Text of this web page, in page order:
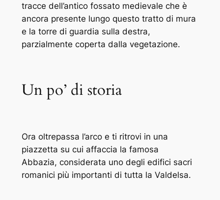
tracce dell’antico fossato medievale che è
ancora presente lungo questo tratto di mura
e la torre di guardia sulla destra,
parzialmente coperta dalla vegetazione.
Un po’ di storia
Ora oltrepassa l’arco e ti ritrovi in una
piazzetta su cui affaccia la famosa
Abbazia, considerata uno degli edifici sacri
romanici più importanti di tutta la Valdelsa.